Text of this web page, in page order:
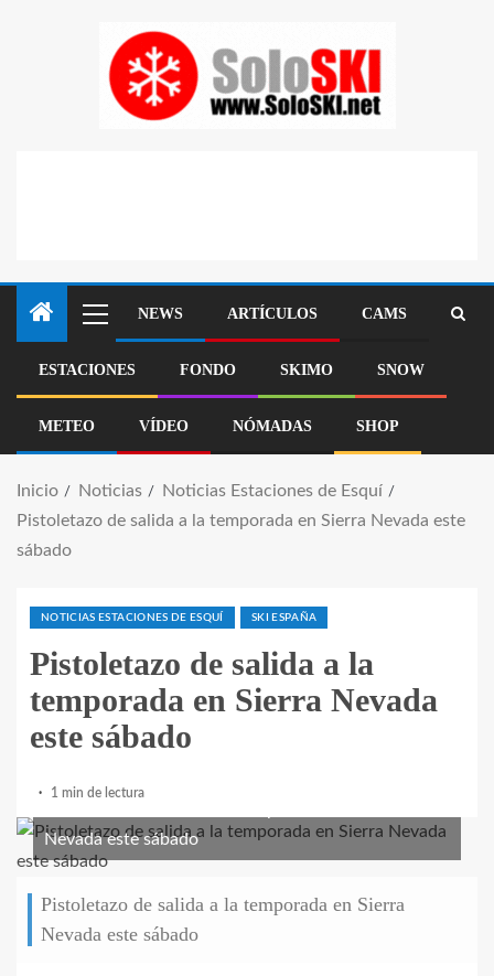
NEWS ARTÍCULOS CAMS
ESTACIONES FONDO SKIMO SNOW
METEO VÍDEO NÓMADAS SHOP
Inicio Noticias
Noticias Estaciones de Esquí
Pistoletazo de salida a la temporada en Sierra Nevada este
sábado
NOTICIAS ESTACIONES DE ESQUÍ SKI ESPAÑA
Pistoletazo de salida a la
temporada en Sierra Nevada
este sábado
1 min de lectura
Nevada este sábado
Pistoletazo de salida a la temporada en Sierra
Nevada este sábado